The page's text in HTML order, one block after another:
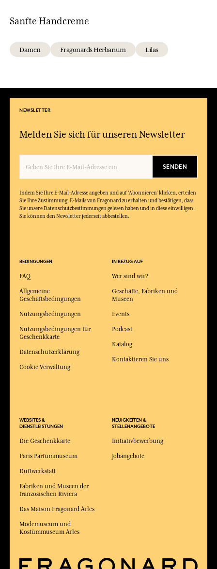
Sanfte Handcreme
Damen Fragonards Herbarium Lilas
NEWSLETTER
Melden Sie sich für unseren Newsletter
SENDEN
Indem Sie Ihre E-Mail-Adresse angeben und auf 'Abonnieren' klicken, erteilen
Sie Ihre Zustimmung, E-Mails von Fragonard zu erhalten und bestätigen, dass
Sie unsere Datenschutzbestimmungen gelesen haben und in diese einwilligen.
Sie können den Newsletter jederzeit abbestellen.
BEDINGUNGEN
FAQ
Allgemeine
Geschäftsbedingungen
Nutzungsbedingungen
Nutzungsbedingungen für
Geschenkkarte
Datenschutzerklärung
Cookie Verwaltung
WEBSITES &
DIENSTLEISTUNGEN
Die Geschenkkarte
Paris Parfümmuseum
Duftwerkstatt
Fabriken und Museen der
französischen Riviera
Das Maison Fragonard Arles
Modemuseum und
Kostümmuseum Arles
IN BEZUG AUF
Wer sind wir?
Geschäfte, Fabriken und
Museen
Events
Podcast
Katalog
Kontaktieren Sie uns
NEUIGKEITEN &
STELLENANGEBOTE
Initiativbewerbung
Jobangebote